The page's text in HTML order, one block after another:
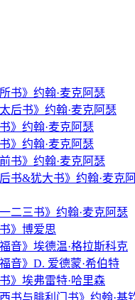
书》约翰·麦克阿瑟
后书》约翰·麦克阿瑟
》约翰·麦克阿瑟
》约翰·麦克阿瑟
书》约翰·麦克阿瑟
书&犹大书》约翰·麦克
二三书》约翰·麦克阿瑟
》博爱思
音》埃德温·格拉斯科克
音》D. 爱德蒙·希伯特
》埃弗雷特·哈里森
书与腓利门书》约翰·基